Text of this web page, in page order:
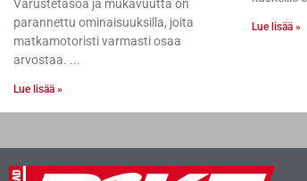
Varustetasoa ja mukavuutta on
parannettu ominaisuuksilla, joita
matkamotoristi varmasti osaa
arvostaa.
Lue lisää »
Lue lisää »